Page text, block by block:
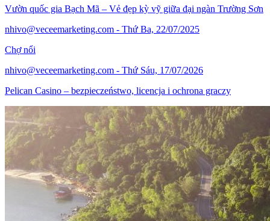
Vườn quốc gia Bạch Mã – Vẻ đẹp kỳ vỹ giữa đại ngàn Trường Sơn
nhivo@veceemarketing.com - Thứ Ba, 22/07/2025
Chợ nổi
nhivo@veceemarketing.com - Thứ Sáu, 17/07/2026
Pelican Casino – bezpieczeństwo, licencja i ochrona graczy